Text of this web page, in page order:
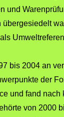
und
bis 2004 an
der
und fand
von 2000